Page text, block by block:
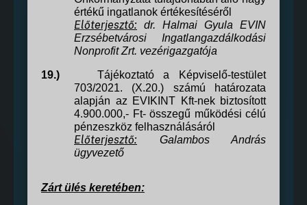
értékű ingatlanok értékesítéséről
Előterjesztő: dr. Halmai Gyula
EVIN
Erzsébetvárosi Ingatlangazdálkodási
Nonprofit Zrt. vezérigazgatója
19.)
Tájékoztató a Képviselő-testület
703/2021. (X.20.) számú határozata
alapján az EVIKINT Kft-nek biztosított
4.900.000,- Ft- összegű működési célú
pénzeszköz felhasználásáról
Előterjesztő:
Galambos András
ügyvezető
Zárt ülés keretében: